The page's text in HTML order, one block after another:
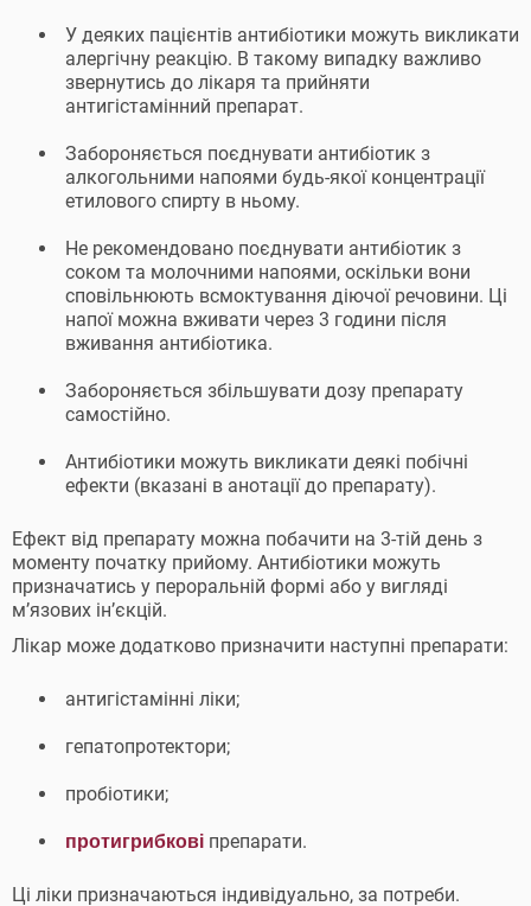
У деяких пацієнтів антибіотики можуть викликати
алергічну реакцію. В такому випадку важливо
звернутись до лікаря та прийняти
антигістамінний препарат.
Забороняється поєднувати антибіотик з
алкогольними напоями будь-якої концентрації
етилового спирту в ньому.
Не рекомендовано поєднувати антибіотик з
соком та молочними напоями, оскільки вони
сповільнюють всмоктування діючої речовини. Ці
напої можна вживати через 3 години після
вживання антибіотика.
Забороняється збільшувати дозу препарату
самостійно.
Антибіотики можуть викликати деякі побічні
ефекти (вказані в анотації до препарату).
Ефект від препарату можна побачити на 3-тій день з
моменту початку прийому. Антибіотики можуть
призначатись у пероральній формі або у вигляді
мʼязових інʼєкцій.
Лікар може додатково призначити наступні препарати:
антигістамінні ліки;
гепатопротектори;
пробіотики;
протигрибкові препарати.
Ці ліки призначаються індивідуально, за потреби.